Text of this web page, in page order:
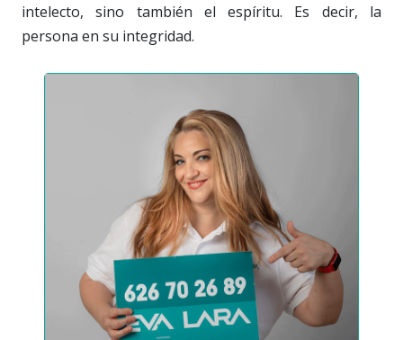
intelecto, sino también el espíritu. Es decir, la
persona en su integridad.